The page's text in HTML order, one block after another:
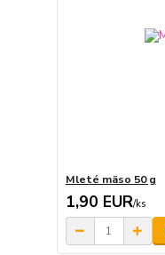
Mleté mäso 50 g
1,90 EUR/ks